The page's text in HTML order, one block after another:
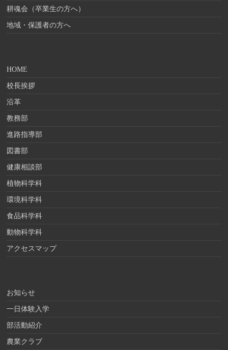
耕魂会（卒業生の方へ）
地域・保護者の方へ
HOME
校長挨拶
沿革
教務部
進路指導部
図書部
健康相談部
植物科学科
環境科学科
食品科学科
動物科学科
アクセスマップ
お知らせ
一日体験入学
部活動紹介
農業クラブ